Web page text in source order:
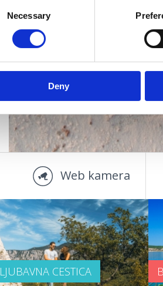
Necessary
Deny
Web kamera
LJUBAVNA CESTICA